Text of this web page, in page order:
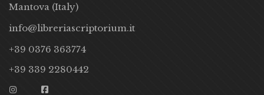
Mantova (Italy)
info@libreriascriptorium.it
+39 0376 363774
+39 339 2280442